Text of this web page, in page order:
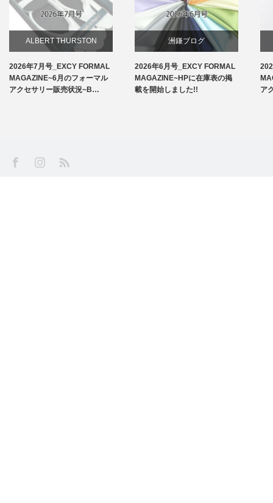
ALBERT THURSTON
お知らせ
2026年7月号_EXCY FORMAL
MAGAZINE~6月のフォーマル
アクセサリー販売状況~B…
洲鎌ブログ
2026年6月号_EXCY FORMAL
MAGAZINE~HPに在庫表の掲
載を開始しました!!
ア
FacebookInstagram